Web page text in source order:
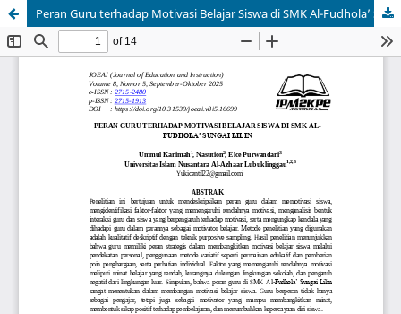
Peran Guru terhadap Motivasi Belajar Siswa di SMK Al-Fudhola’ Sungai Lilin